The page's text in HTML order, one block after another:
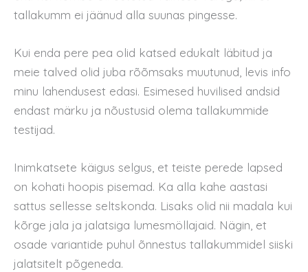
tallakumm ei jäänud alla suunas pingesse.
Kui enda pere pea olid katsed edukalt läbitud ja
meie talved olid juba rõõmsaks muutunud, levis info
minu lahendusest edasi. Esimesed huvilised andsid
endast märku ja nõustusid olema tallakummide
testijad.
Inimkatsete käigus selgus, et teiste perede lapsed
on kohati hoopis pisemad. Ka alla kahe aastasi
sattus sellesse seltskonda. Lisaks olid nii madala kui
kõrge jala ja jalatsiga lumesmöllajaid. Nägin, et
osade variantide puhul õnnestus tallakummidel siiski
jalatsitelt põgeneda.